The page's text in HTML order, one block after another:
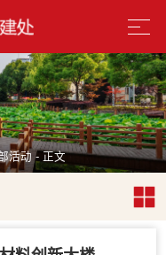
活动 - 正文